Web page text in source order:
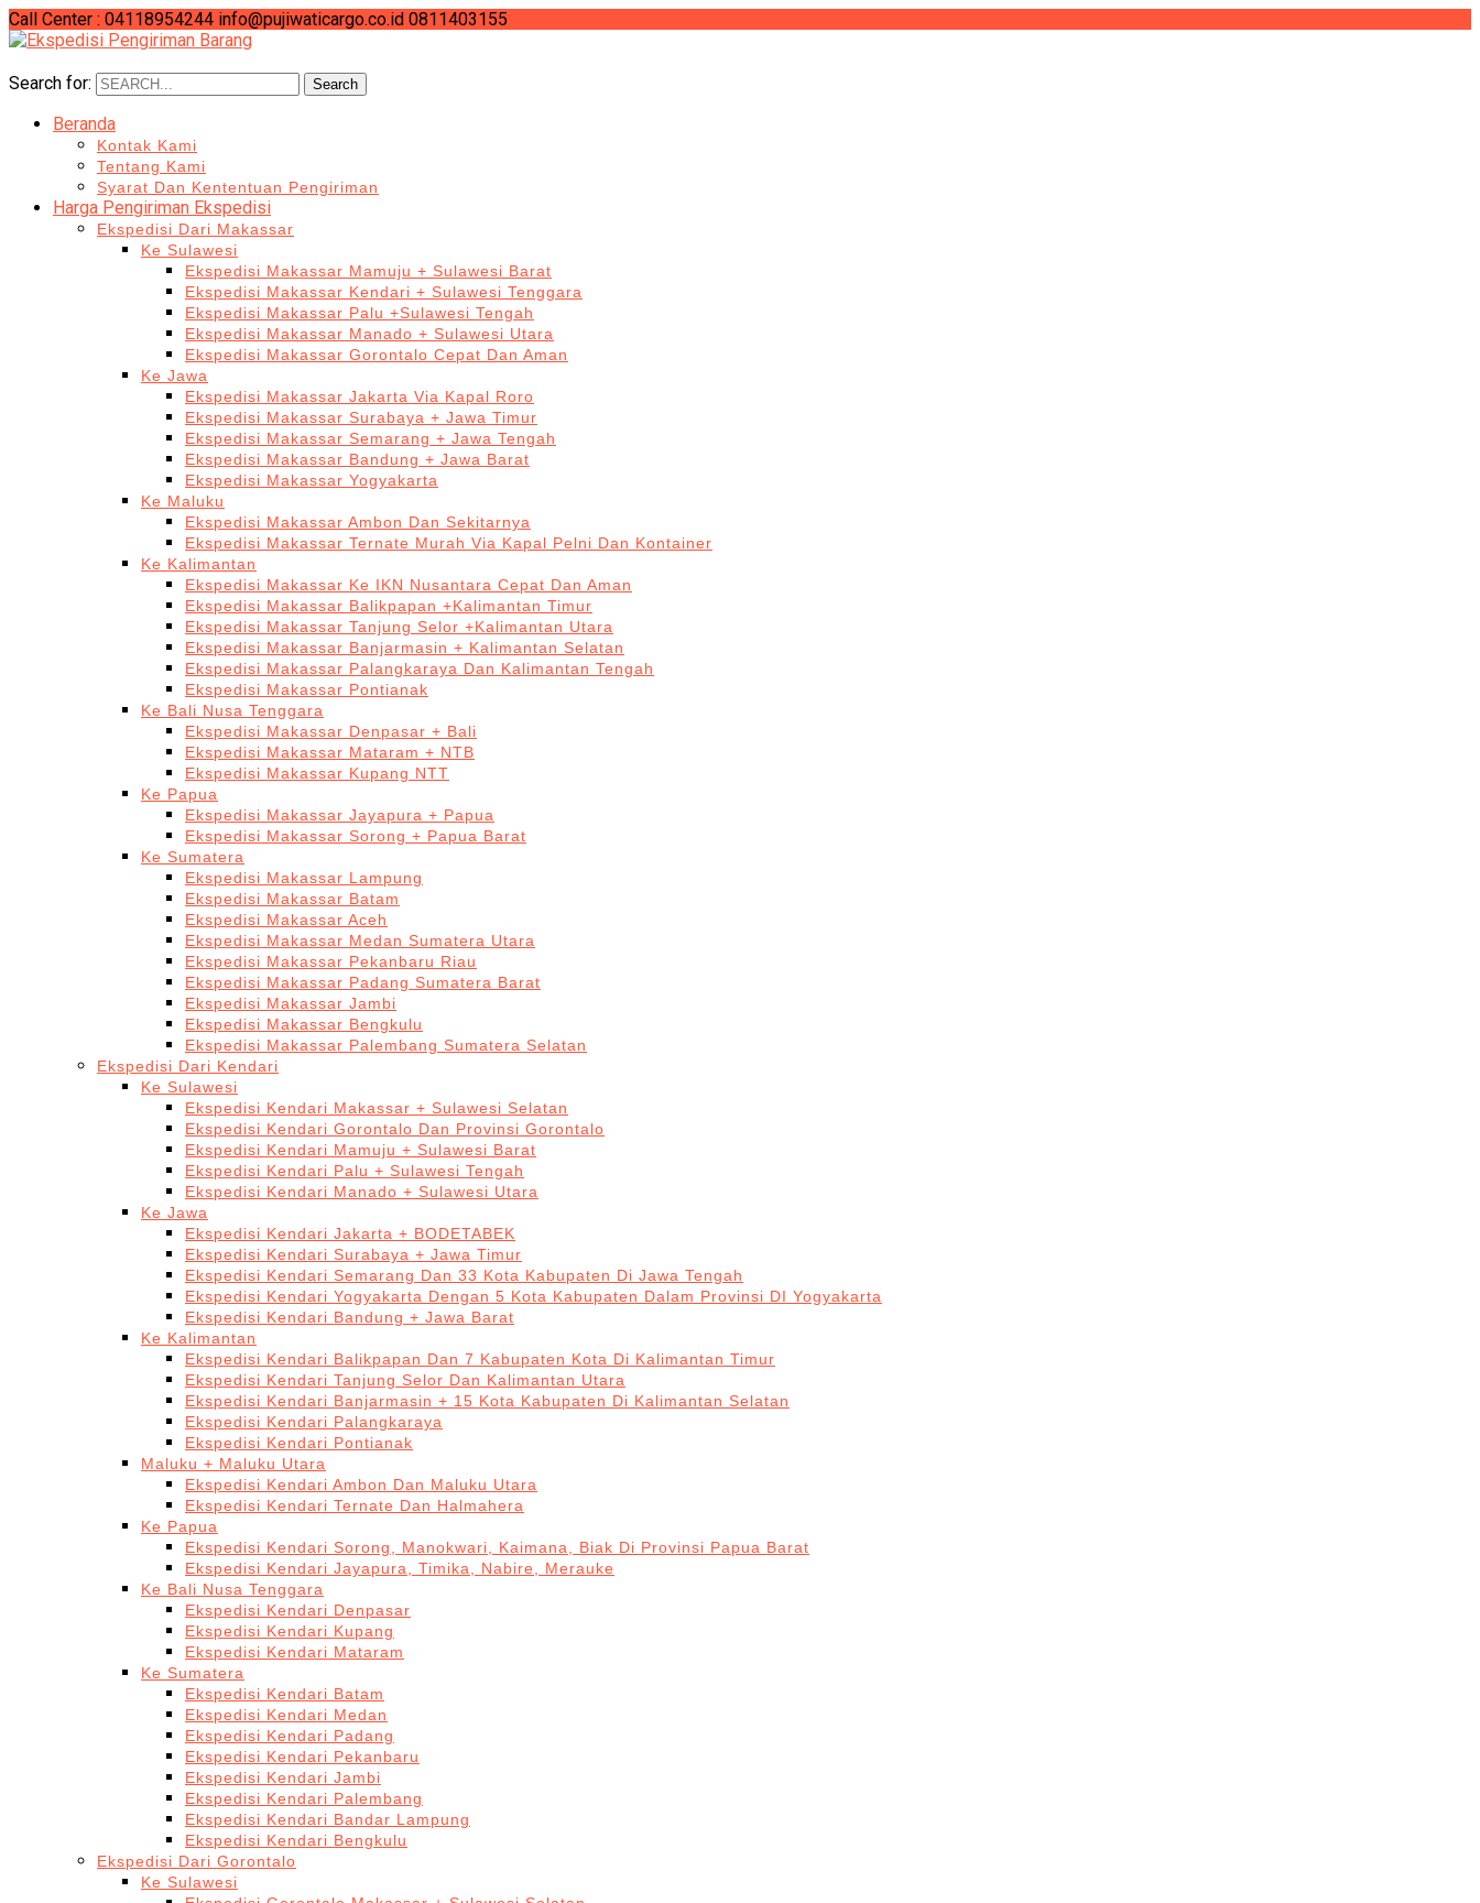
Call Center : 04118954244 info@pujiwaticargo.co.id 0811403155
Search for: Search
Beranda
Kontak Kami
Tentang Kami
Syarat Dan Kententuan Pengiriman
Harga Pengiriman Ekspedisi
Ekspedisi Dari Makassar
Ke Sulawesi
Ekspedisi Makassar Mamuju + Sulawesi Barat
Ekspedisi Makassar Kendari + Sulawesi Tenggara
Ekspedisi Makassar Palu +Sulawesi Tengah
Ekspedisi Makassar Manado + Sulawesi Utara
Ekspedisi Makassar Gorontalo Cepat Dan Aman
Ke Jawa
Ekspedisi Makassar Jakarta Via Kapal Roro
Ekspedisi Makassar Surabaya + Jawa Timur
Ekspedisi Makassar Semarang + Jawa Tengah
Ekspedisi Makassar Bandung + Jawa Barat
Ekspedisi Makassar Yogyakarta
Ke Maluku
Ekspedisi Makassar Ambon Dan Sekitarnya
Ekspedisi Makassar Ternate Murah Via Kapal Pelni Dan Kontainer
Ke Kalimantan
Ekspedisi Makassar Ke IKN Nusantara Cepat Dan Aman
Ekspedisi Makassar Balikpapan +Kalimantan Timur
Ekspedisi Makassar Tanjung Selor +Kalimantan Utara
Ekspedisi Makassar Banjarmasin + Kalimantan Selatan
Ekspedisi Makassar Palangkaraya Dan Kalimantan Tengah
Ekspedisi Makassar Pontianak
Ke Bali Nusa Tenggara
Ekspedisi Makassar Denpasar + Bali
Ekspedisi Makassar Mataram + NTB
Ekspedisi Makassar Kupang NTT
Ke Papua
Ekspedisi Makassar Jayapura + Papua
Ekspedisi Makassar Sorong + Papua Barat
Ke Sumatera
Ekspedisi Makassar Lampung
Ekspedisi Makassar Batam
Ekspedisi Makassar Aceh
Ekspedisi Makassar Medan Sumatera Utara
Ekspedisi Makassar Pekanbaru Riau
Ekspedisi Makassar Padang Sumatera Barat
Ekspedisi Makassar Jambi
Ekspedisi Makassar Bengkulu
Ekspedisi Makassar Palembang Sumatera Selatan
Ekspedisi Dari Kendari
Ke Sulawesi
Ekspedisi Kendari Makassar + Sulawesi Selatan
Ekspedisi Kendari Gorontalo Dan Provinsi Gorontalo
Ekspedisi Kendari Mamuju + Sulawesi Barat
Ekspedisi Kendari Palu + Sulawesi Tengah
Ekspedisi Kendari Manado + Sulawesi Utara
Ke Jawa
Ekspedisi Kendari Jakarta + BODETABEK
Ekspedisi Kendari Surabaya + Jawa Timur
Ekspedisi Kendari Semarang Dan 33 Kota Kabupaten Di Jawa Tengah
Ekspedisi Kendari Yogyakarta Dengan 5 Kota Kabupaten Dalam Provinsi DI Yogyakarta
Ekspedisi Kendari Bandung + Jawa Barat
Ke Kalimantan
Ekspedisi Kendari Balikpapan Dan 7 Kabupaten Kota Di Kalimantan Timur
Ekspedisi Kendari Tanjung Selor Dan Kalimantan Utara
Ekspedisi Kendari Banjarmasin + 15 Kota Kabupaten Di Kalimantan Selatan
Ekspedisi Kendari Palangkaraya
Ekspedisi Kendari Pontianak
Maluku + Maluku Utara
Ekspedisi Kendari Ambon Dan Maluku Utara
Ekspedisi Kendari Ternate Dan Halmahera
Ke Papua
Ekspedisi Kendari Sorong, Manokwari, Kaimana, Biak Di Provinsi Papua Barat
Ekspedisi Kendari Jayapura, Timika, Nabire, Merauke
Ke Bali Nusa Tenggara
Ekspedisi Kendari Denpasar
Ekspedisi Kendari Kupang
Ekspedisi Kendari Mataram
Ke Sumatera
Ekspedisi Kendari Batam
Ekspedisi Kendari Medan
Ekspedisi Kendari Padang
Ekspedisi Kendari Pekanbaru
Ekspedisi Kendari Jambi
Ekspedisi Kendari Palembang
Ekspedisi Kendari Bandar Lampung
Ekspedisi Kendari Bengkulu
Ekspedisi Dari Gorontalo
Ke Sulawesi